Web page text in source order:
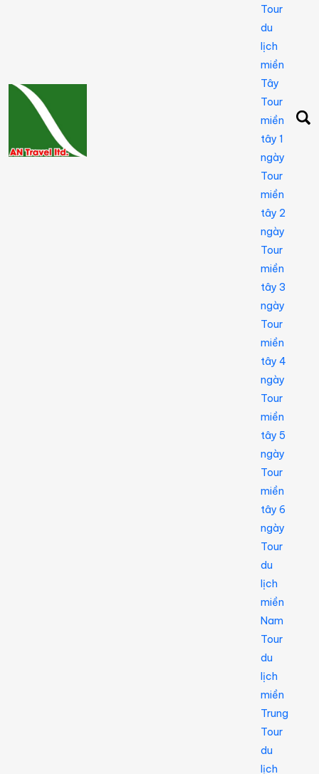
Tour
du
lịch
miền
Tây
Tour
miền
tây 1
ngày
Tour
miền
tây 2
ngày
Tour
miền
tây 3
ngày
Tour
miền
tây 4
ngày
Tour
miền
tây 5
ngày
Tour
miền
tây 6
ngày
Tour
du
lịch
miền
Nam
Tour
du
lịch
miền
Trung
Tour
du
lịch